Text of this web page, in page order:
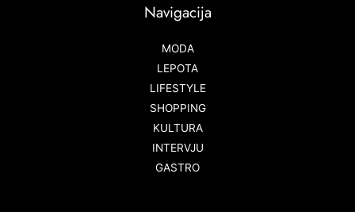
Navigacija
MODA
LEPOTA
LIFESTYLE
SHOPPING
KULTURA
INTERVJU
GASTRO